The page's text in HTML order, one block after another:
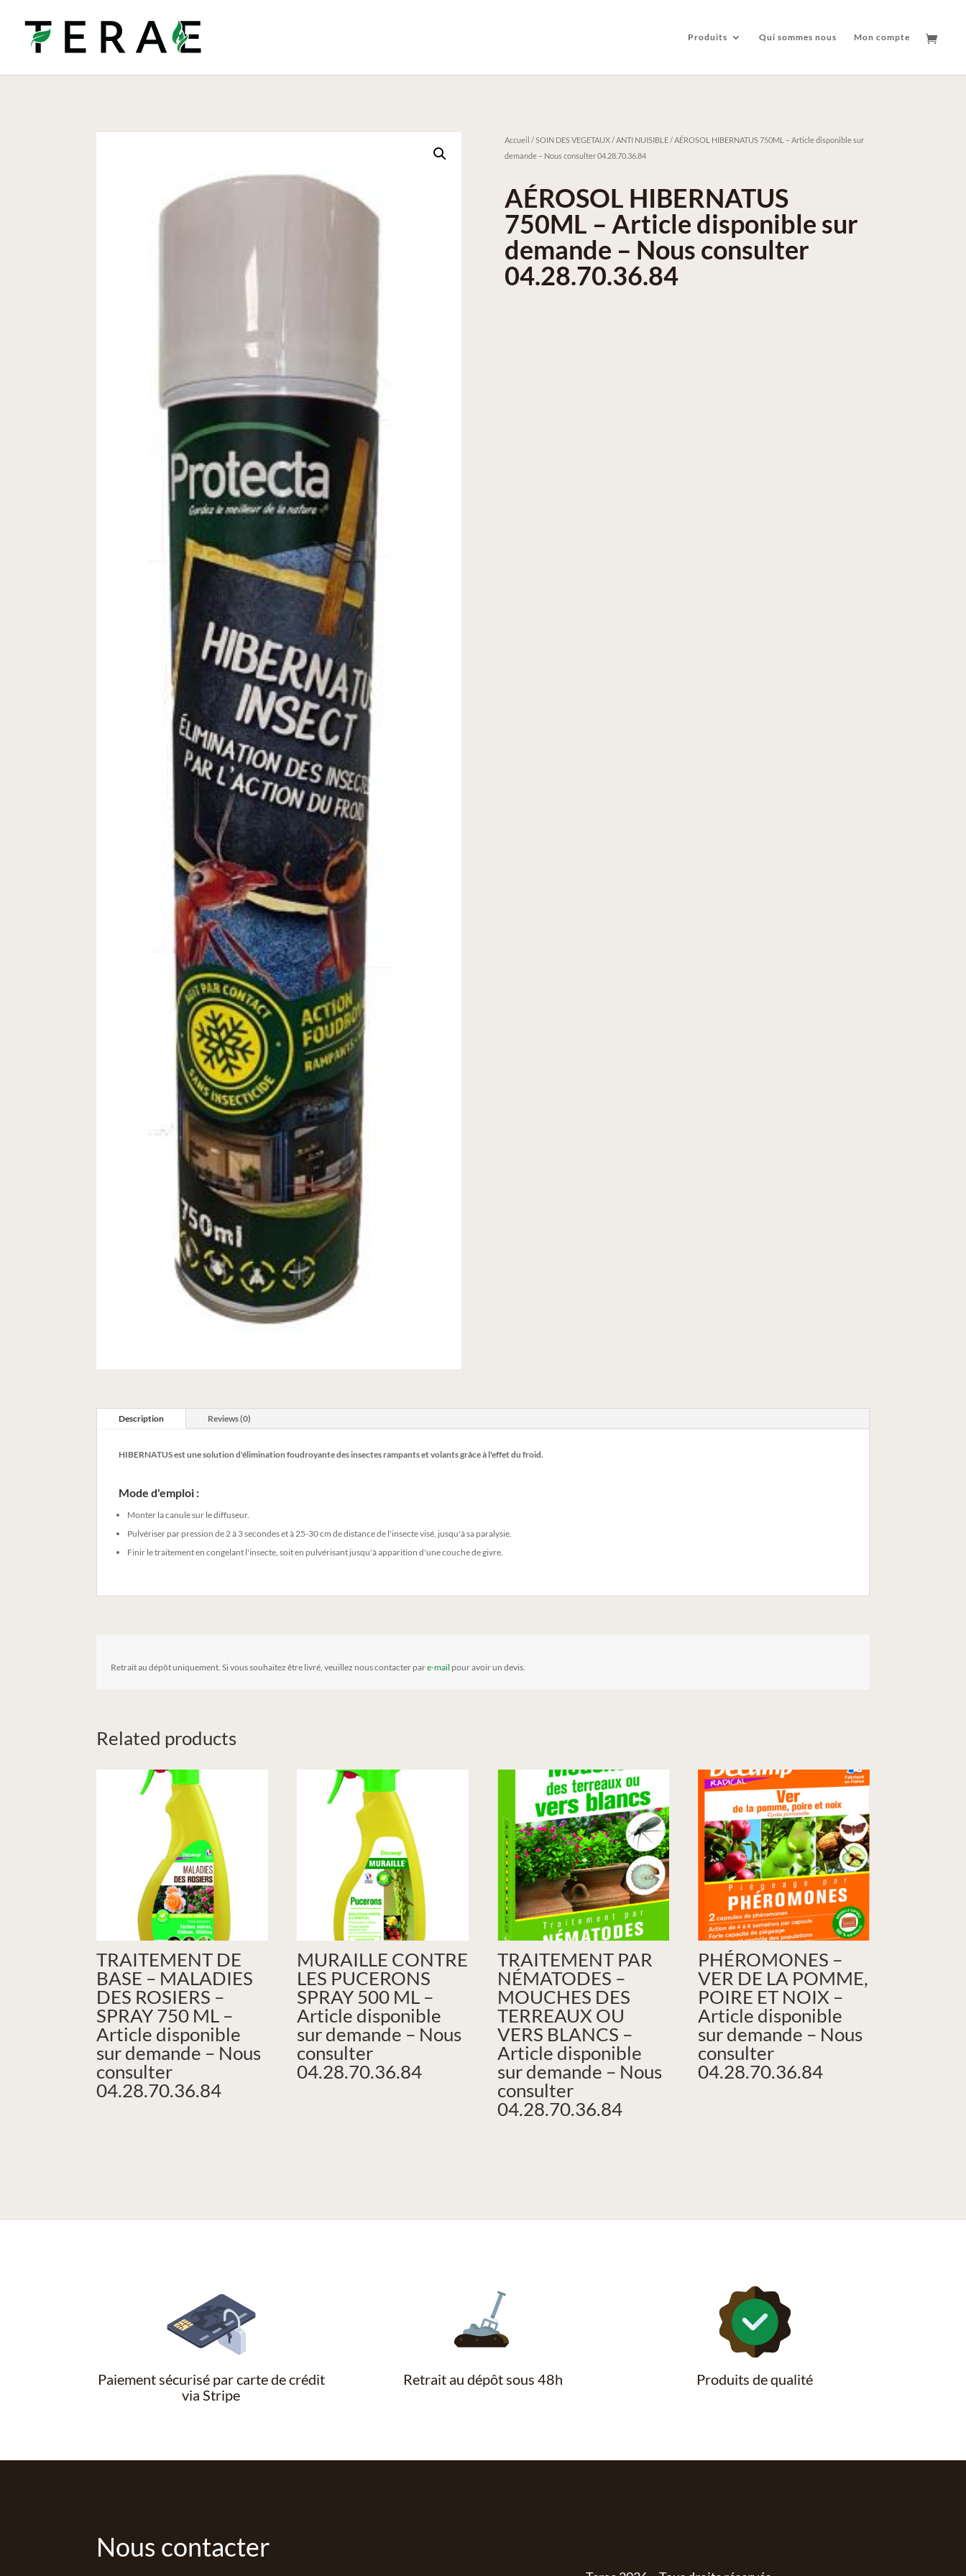
Produits Qui sommes nous Mon compte
Accueil /SOIN DES VEGETAUX / ANTI NUISIBLE/ AÉROSOL HIBERNATUS 750ML – Article disponible sur
demande – Nous consulter 04.28.70.36.84
AÉROSOL HIBERNATUS
750ML – Article disponible sur
demande – Nous consulter
04.28.70.36.84
Description Reviews (0)
HIBERNATUS est une solution d'élimination foudroyante des insectes rampants et volants grâce à l'effet du froid.
Mode d'emploi :
Monter la canule sur le diffuseur.
Pulvériser par pression de 2 à 3 secondes et à 25-30 cm de distance de l'insecte visé, jusqu'à sa paralysie.
Finir le traitement en congelant l'insecte, soit en pulvérisant jusqu'à apparition d'une couche de givre.
Retrait au dépôt uniquement. Si vous souhaitez être livré, veuillez nous contacter pare-mail pour avoir un devis.
Related products
TRAITEMENT DE
BASE – MALADIES
DES ROSIERS –
SPRAY 750 ML –
Article disponible
sur demande – Nous
consulter
04.28.70.36.84
MURAILLE CONTRE
LES PUCERONS
SPRAY 500 ML –
Article disponible
sur demande – Nous
consulter
04.28.70.36.84
TRAITEMENT PAR
NÉMATODES –
MOUCHES DES
TERREAUX OU
VERS BLANCS –
Article disponible
sur demande – Nous
consulter
04.28.70.36.84
PHÉROMONES –
VER DE LA POMME,
POIRE ET NOIX –
Article disponible
sur demande – Nous
consulter
04.28.70.36.84
Paiement sécurisé par carte de crédit
via Stripe
Retrait au dépôt sous 48h Produits de qualité
Nous contacter